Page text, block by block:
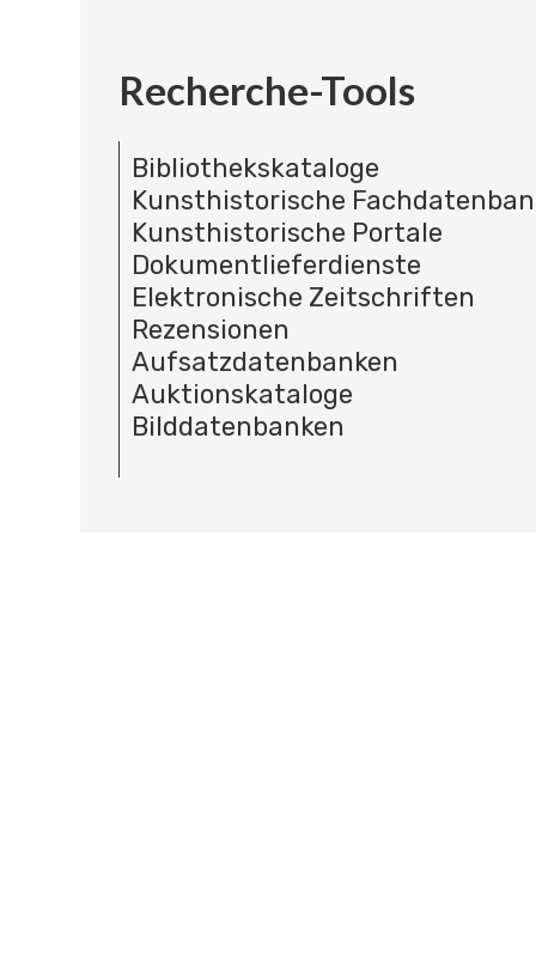
Recherche-Tools
Bibliothekskataloge
Kunsthistorische
Kunsthistorische Portale
Dokumentlieferdienste
Elektronische Zeitschriften
Rezensionen
Aufsatzdatenbanken
Auktionskataloge
Bilddatenbanken